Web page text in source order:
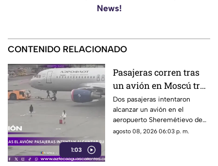
News!
CONTENIDO RELACIONADO
1:03
Pasajeras corren tras
un avión en Moscú tras
llegar tarde a su vuelo
Dos pasajeras intentaron
alcanzar un avión en el
aeropuerto Sheremétievo de
Moscú tras llegar tarde a su
agosto 08, 2026 06:03 p. m.